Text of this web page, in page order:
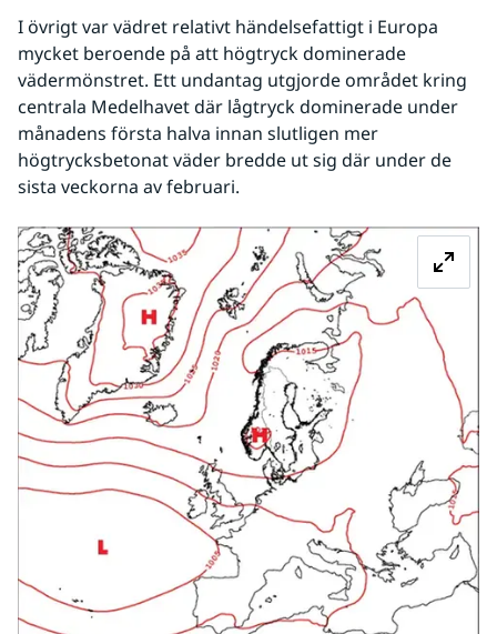
I övrigt var vädret relativt händelsefattigt i Europa
mycket beroende på att högtryck dominerade
vädermönstret. Ett undantag utgjorde området kring
centrala Medelhavet där lågtryck dominerade under
månadens första halva innan slutligen mer
högtrycksbetonat väder bredde ut sig där under de
sista veckorna av februari.